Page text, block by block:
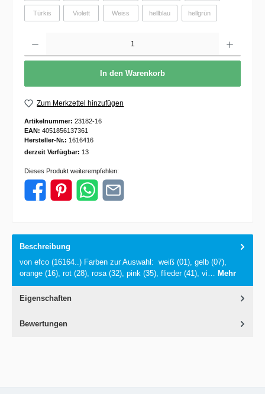
Türkis Violett Weiss hellblau hellgrün
In den Warenkorb
Zum Merkzettel hinzufügen
Artikelnummer: 23182-16
EAN: 4051856137361
Hersteller-Nr.: 1616416
derzeit Verfügbar: 13
Dieses Produkt weiterempfehlen:
Beschreibung
von efco (16164..) Farben zur Auswahl: weiß (01), gelb (07),
orange (16), rot (28), rosa (32), pink (35), flieder (41), vi… Mehr
Eigenschaften
Bewertungen